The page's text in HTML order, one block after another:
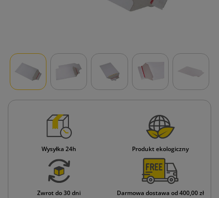
Wysyłka 24h Produkt ekologiczny
Zwrot do 30 dni Darmowa dostawa od 400,00 zł